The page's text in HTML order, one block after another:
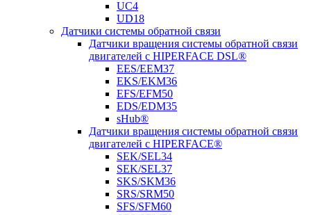
UC4
UD18
Датчики системы обратной связи
Датчики вращения системы обратной связи
двигателей с HIPERFACE DSL®
EES/EEM37
EKS/EKM36
EFS/EFM50
EDS/EDM35
sHub®
Датчики вращения системы обратной связи
двигателей с HIPERFACE®
SEK/SEL34
SEK/SEL37
SKS/SKM36
SRS/SRM50
SFS/SFM60